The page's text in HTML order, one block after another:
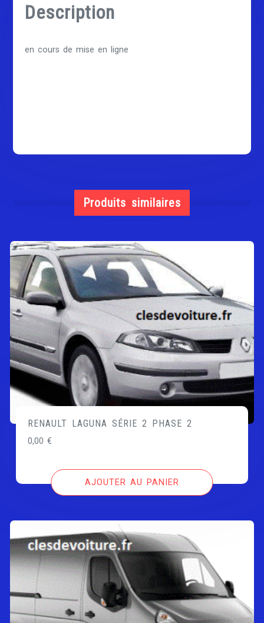
Description
en cours de mise en ligne
Produits similaires
RENAULT LAGUNA SÉRIE 2 PHASE 2
0,00€
AJOUTER AU PANIER